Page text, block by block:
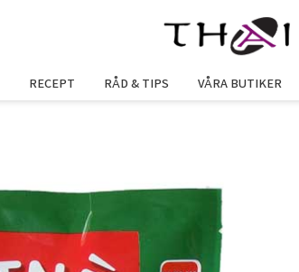
RECEPT RÅD & TIPS VÅRA BUTIKER